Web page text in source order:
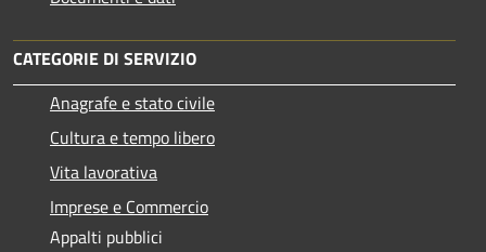
CATEGORIE DI SERVIZIO
Anagrafe e stato civile
Cultura e tempo libero
Vita lavorativa
Imprese e Commercio
Appalti pubblici